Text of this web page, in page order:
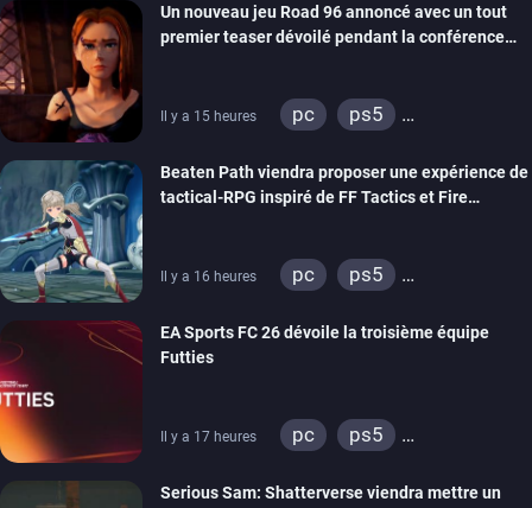
Un nouveau jeu Road 96 annoncé avec un tout
premier teaser dévoilé pendant la conférence
Il y a 15 heures pc
ps5
stadia
ps4
xbox one
Beaten Path viendra proposer une expérience de
tactical-RPG inspiré de FF Tactics et Fire
Il y a 16 heures pc
ps5
EA Sports FC 26 dévoile la troisième équipe
Futties
Il y a 17 heures pc
ps5
ps4
xbox one
Serious Sam: Shatterverse viendra mettre un